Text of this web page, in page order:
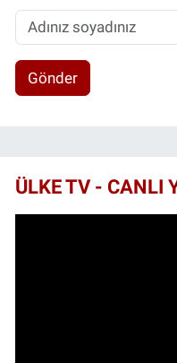
Gönder
ÜLKE TV - CANLI